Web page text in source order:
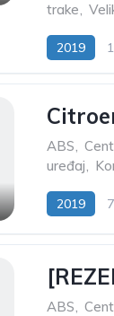
trake,
2019
ABS,
uređaj,
2019
ABS